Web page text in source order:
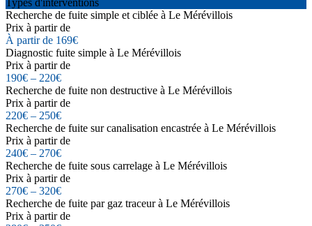
Types d'interventions
Recherche de fuite simple et ciblée à Le Mérévillois
Prix à partir de
À partir de 169€
Diagnostic fuite simple à Le Mérévillois
Prix à partir de
190€ – 220€
Recherche de fuite non destructive à Le Mérévillois
Prix à partir de
220€ – 250€
Recherche de fuite sur canalisation encastrée à Le Mérévillois
Prix à partir de
240€ – 270€
Recherche de fuite sous carrelage à Le Mérévillois
Prix à partir de
270€ – 320€
Recherche de fuite par gaz traceur à Le Mérévillois
Prix à partir de